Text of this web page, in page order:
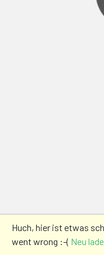
Huch, hier ist etwas
went wrong :-( Neu